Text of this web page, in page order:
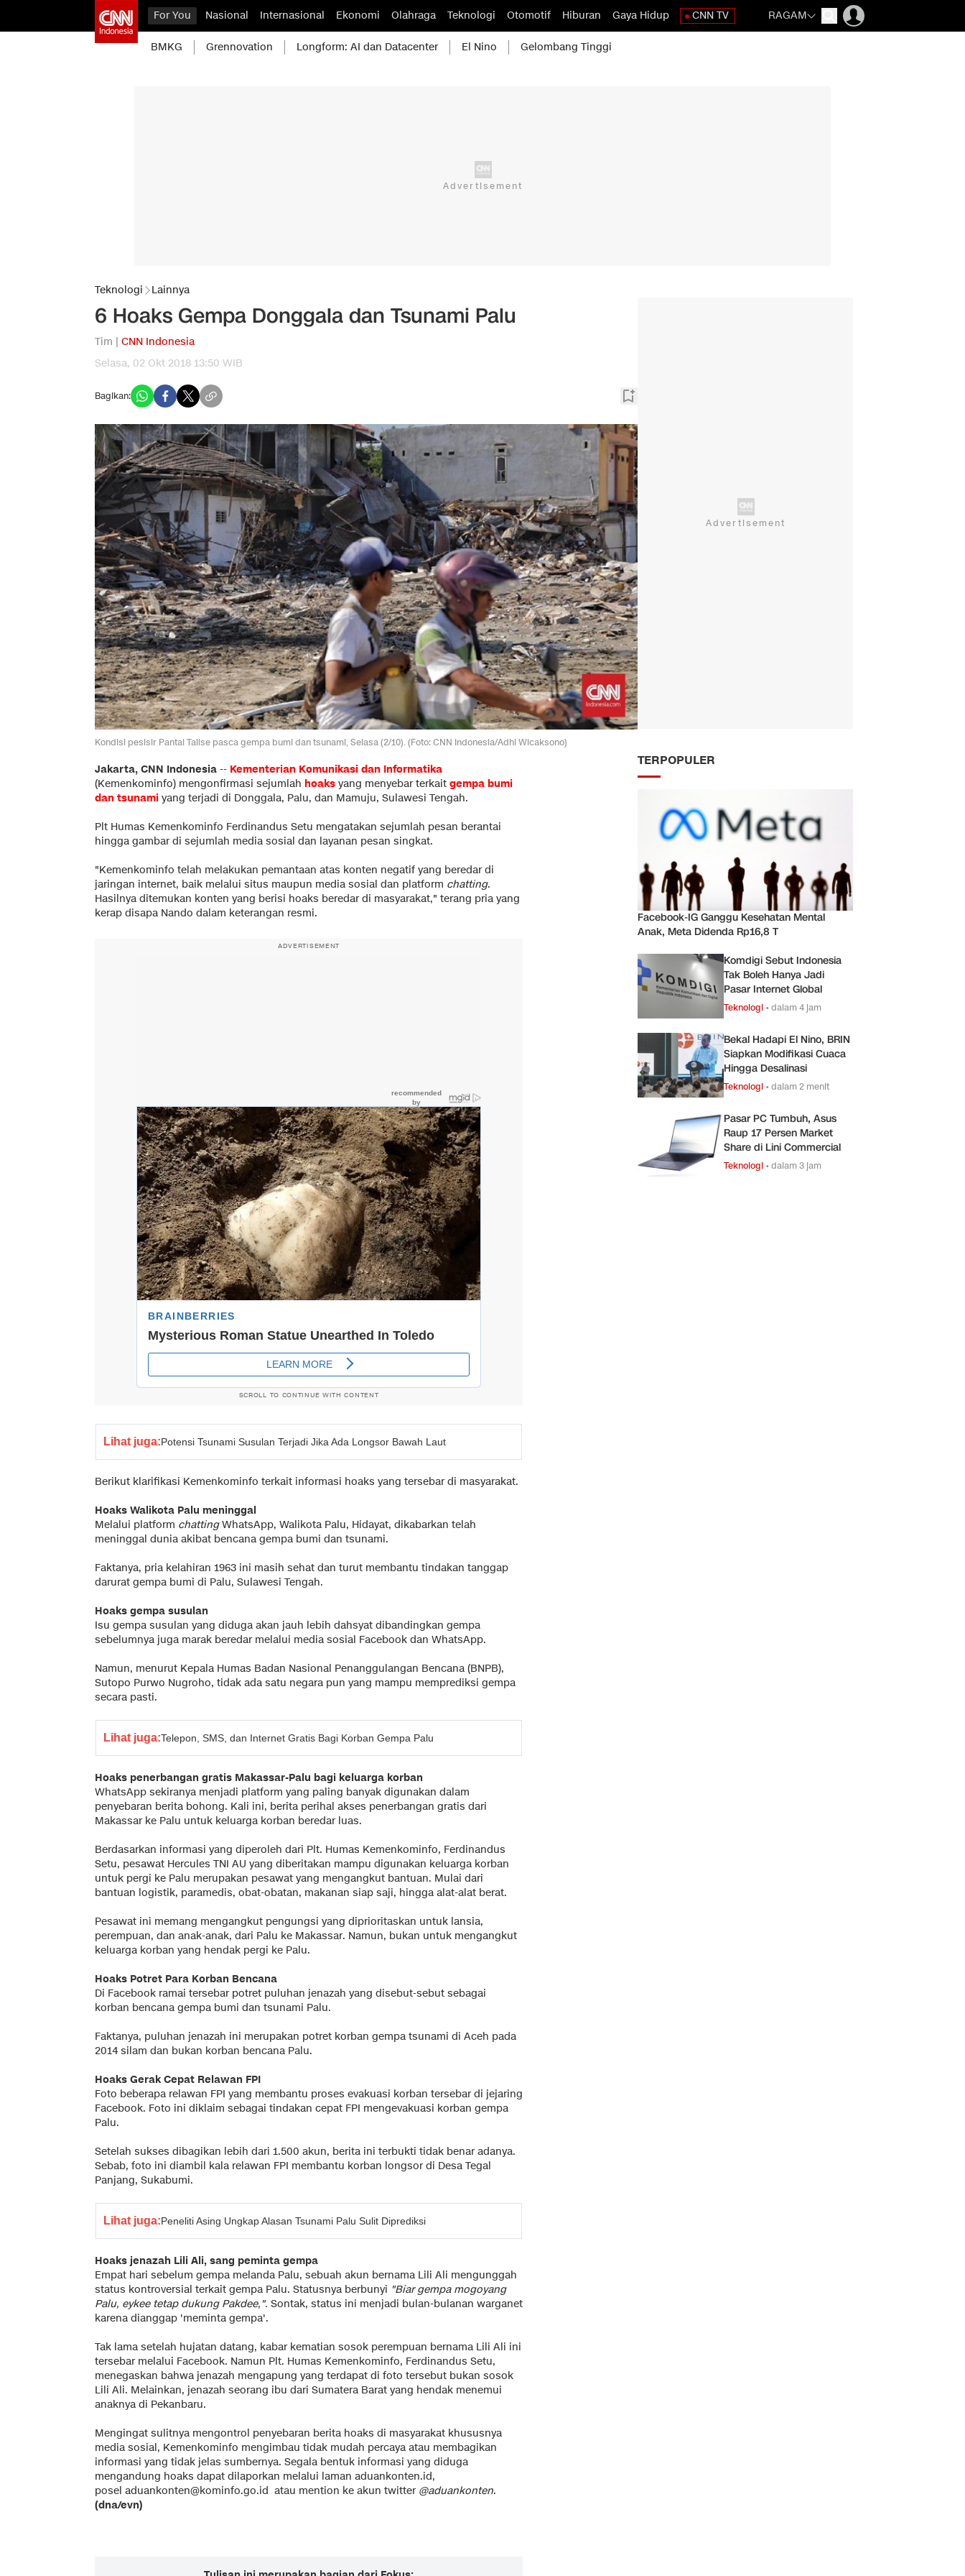
For You Nasional Internasional Ekonomi Olahraga Teknologi Otomotif Hiburan Gaya Hidup CNN TV RAGAM
BMKG Grennovation Longform: AI dan Datacenter El Nino Gelombang Tinggi
Teknologi Lainnya
6 Hoaks Gempa Donggala dan Tsunami Palu
Tim | CNN Indonesia
Selasa, 02 Okt 2018 13:50 WIB
Bagikan:
Kondisi pesisir Pantai Talise pasca gempa bumi dan tsunami, Selasa (2/10). (Foto: CNN Indonesia/Adhi Wicaksono)
Jakarta, CNN Indonesia -- Kementerian Komunikasi dan Informatika
(Kemenkominfo) mengonfirmasi sejumlah hoaks yang menyebar terkait gempa bumi
dan tsunami yang terjadi di Donggala, Palu, dan Mamuju, Sulawesi Tengah.
Plt Humas Kemenkominfo Ferdinandus Setu mengatakan sejumlah pesan berantai
hingga gambar di sejumlah media sosial dan layanan pesan singkat.
"Kemenkominfo telah melakukan pemantaan atas konten negatif yang beredar di
jaringan internet, baik melalui situs maupun media sosial dan platform chatting.
Hasilnya ditemukan konten yang berisi hoaks beredar di masyarakat," terang pria yang
kerap disapa Nando dalam keterangan resmi.
ADVERTISEMENT
SCROLL TO CONTINUE WITH CONTENT
Lihat juga:Potensi Tsunami Susulan Terjadi Jika Ada Longsor Bawah Laut
Berikut klarifikasi Kemenkominfo terkait informasi hoaks yang tersebar di masyarakat.
Hoaks Walikota Palu meninggal
Melalui platform chattingWhatsApp, Walikota Palu, Hidayat, dikabarkan telah
meninggal dunia akibat bencana gempa bumi dan tsunami.
Faktanya, pria kelahiran 1963 ini masih sehat dan turut membantu tindakan tanggap
darurat gempa bumi di Palu, Sulawesi Tengah.
Hoaks gempa susulan
Isu gempa susulan yang diduga akan jauh lebih dahsyat dibandingkan gempa
sebelumnya juga marak beredar melalui media sosial Facebook dan WhatsApp.
Namun, menurut Kepala Humas Badan Nasional Penanggulangan Bencana (BNPB),
Sutopo Purwo Nugroho, tidak ada satu negara pun yang mampu memprediksi gempa
secara pasti.
Lihat juga:Telepon, SMS, dan Internet Gratis Bagi Korban Gempa Palu
Hoaks penerbangan gratis Makassar-Palu bagi keluarga korban
WhatsApp sekiranya menjadi platform yang paling banyak digunakan dalam
penyebaran berita bohong. Kali ini, berita perihal akses penerbangan gratis dari
Makassar ke Palu untuk keluarga korban beredar luas.
Berdasarkan informasi yang diperoleh dari Plt. Humas Kemenkominfo, Ferdinandus
Setu, pesawat Hercules TNI AU yang diberitakan mampu digunakan keluarga korban
untuk pergi ke Palu merupakan pesawat yang mengangkut bantuan. Mulai dari
bantuan logistik, paramedis, obat-obatan, makanan siap saji, hingga alat-alat berat.
Pesawat ini memang mengangkut pengungsi yang diprioritaskan untuk lansia,
perempuan, dan anak-anak, dari Palu ke Makassar. Namun, bukan untuk mengangkut
keluarga korban yang hendak pergi ke Palu.
Hoaks Potret Para Korban Bencana
Di Facebook ramai tersebar potret puluhan jenazah yang disebut-sebut sebagai
korban bencana gempa bumi dan tsunami Palu.
Faktanya, puluhan jenazah ini merupakan potret korban gempa tsunami di Aceh pada
2014 silam dan bukan korban bencana Palu.
Hoaks Gerak Cepat Relawan FPI
Foto beberapa relawan FPI yang membantu proses evakuasi korban tersebar di jejaring
Facebook. Foto ini diklaim sebagai tindakan cepat FPI mengevakuasi korban gempa
Palu.
Setelah sukses dibagikan lebih dari 1.500 akun, berita ini terbukti tidak benar adanya.
Sebab, foto ini diambil kala relawan FPI membantu korban longsor di Desa Tegal
Panjang, Sukabumi.
Lihat juga:Peneliti Asing Ungkap Alasan Tsunami Palu Sulit Diprediksi
Hoaks jenazah Lili Ali, sang peminta gempa
Empat hari sebelum gempa melanda Palu, sebuah akun bernama Lili Ali mengunggah
status kontroversial terkait gempa Palu. Statusnya berbunyi "Biar gempa mogoyang
Palu, eykee tetap dukung Pakdee,". Sontak, status ini menjadi bulan-bulanan warganet
karena dianggap 'meminta gempa'.
Tak lama setelah hujatan datang, kabar kematian sosok perempuan bernama Lili Ali ini
tersebar melalui Facebook. Namun Plt. Humas Kemenkominfo, Ferdinandus Setu,
menegaskan bahwa jenazah mengapung yang terdapat di foto tersebut bukan sosok
Lili Ali. Melainkan, jenazah seorang ibu dari Sumatera Barat yang hendak menemui
anaknya di Pekanbaru.
Mengingat sulitnya mengontrol penyebaran berita hoaks di masyarakat khususnya
media sosial, Kemenkominfo mengimbau tidak mudah percaya atau membagikan
informasi yang tidak jelas sumbernya. Segala bentuk informasi yang diduga
mengandung hoaks dapat dilaporkan melalui laman aduankonten.id,
posel aduankonten@kominfo.go.id atau mention ke akun twitter @aduankonten.
(dna/evn)
TERPOPULER
Facebook-IG Ganggu Kesehatan Mental
Anak, Meta Didenda Rp16,8 T
Komdigi Sebut Indonesia
Tak Boleh Hanya Jadi
Pasar Internet Global
Teknologi •dalam 4 jam
Bekal Hadapi El Nino, BRIN
Siapkan Modifikasi Cuaca
Hingga Desalinasi
Teknologi •dalam 2 menit
Pasar PC Tumbuh, Asus
Raup 17 Persen Market
Share di Lini Commercial
Teknologi •dalam 3 jam